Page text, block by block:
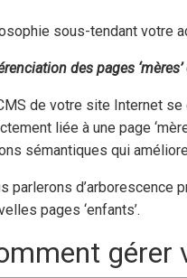
sous-tendant votre
des pages ‘mères’
de votre site Internet se
liée à une page
sémantiques qui
parlerons d’arborescence
pages ‘enfants’.
gérer